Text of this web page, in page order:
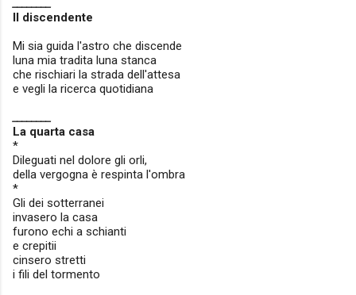
________
Il discendente
Mi sia guida l'astro che discende
luna mia tradita luna stanca
che rischiari la strada dell'attesa
e vegli la ricerca quotidiana
________
La quarta casa
*
Dileguati nel dolore gli orli,
della vergogna è respinta l'ombra
*
Gli dei sotterranei
invasero la casa
furono echi a schianti
e crepitii
cinsero stretti
i fili del tormento